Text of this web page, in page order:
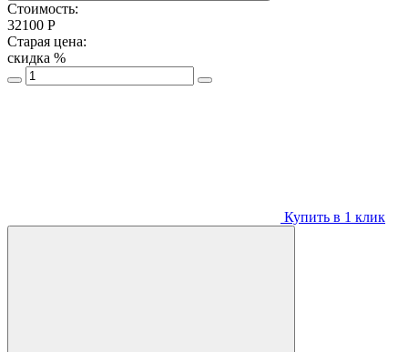
Стоимость:
32100 Р
Старая цена:
скидка %
Купить в 1 клик